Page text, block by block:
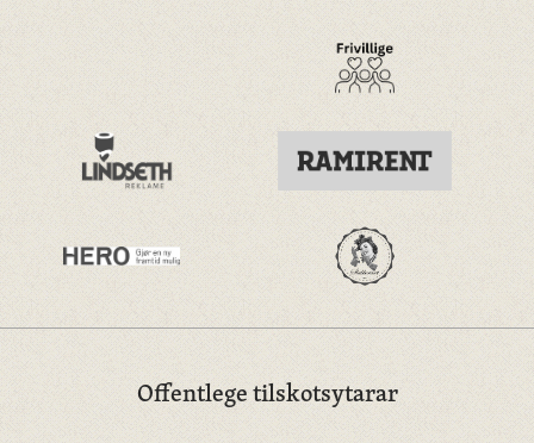
Offentlege tilskotsytarar